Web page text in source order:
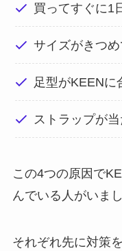
買ってすぐに1
サイズがきつ
足型がKEENに
ストラップが
この4つの原因で
んでいる人がいまし
それぞれ先に対策